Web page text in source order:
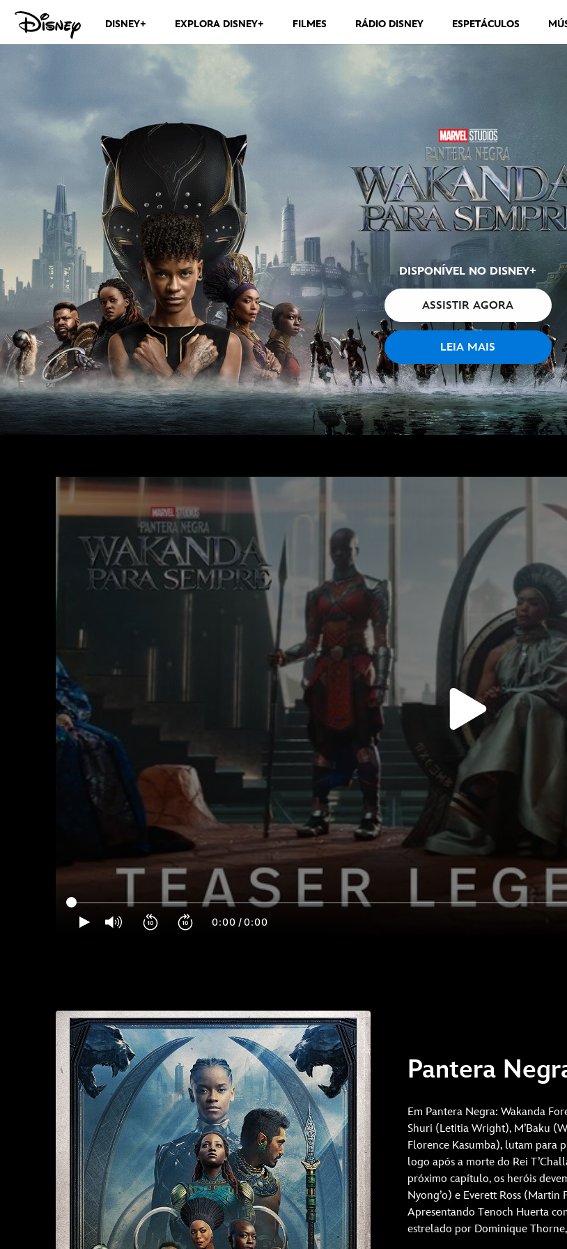
DISNEY+ EXPLORA DISNEY+ FILMES RÁDIO DISNEY ESPETÁCULOS
DISPONÍVEL NO DISNEY+
ASSISTIR AGORA
LEIA MAIS
0:00 /0:00
Pantera
Em Pantera Negra: Wakanda
Shuri (Letitia Wright), M’Baku
Florence Kasumba), lutam para
logo após a morte do Rei
próximo capítulo, os heróis
Nyong’o) e Everett Ross
Apresentando Tenoch Huerta
estrelado por Dominique